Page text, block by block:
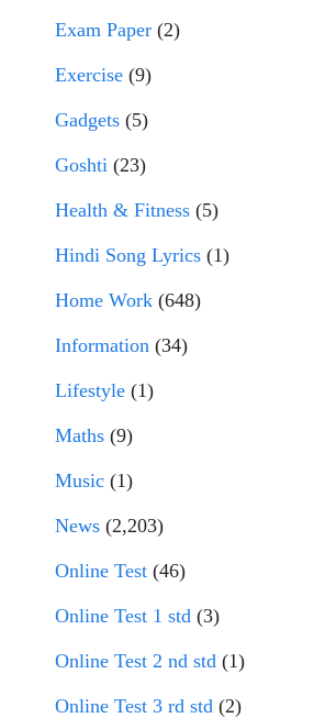
Exam Paper (2)
Exercise (9)
Gadgets (5)
Goshti (23)
Health & Fitness (5)
Hindi Song Lyrics (1)
Home Work (648)
Information (34)
Lifestyle (1)
Maths (9)
Music (1)
News (2,203)
Online Test (46)
Online Test 1 std (3)
Online Test 2 nd std (1)
Online Test 3 rd std (2)